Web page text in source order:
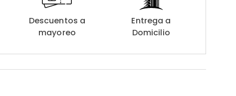
Descuentos a
mayoreo
Entrega a
Domicilio